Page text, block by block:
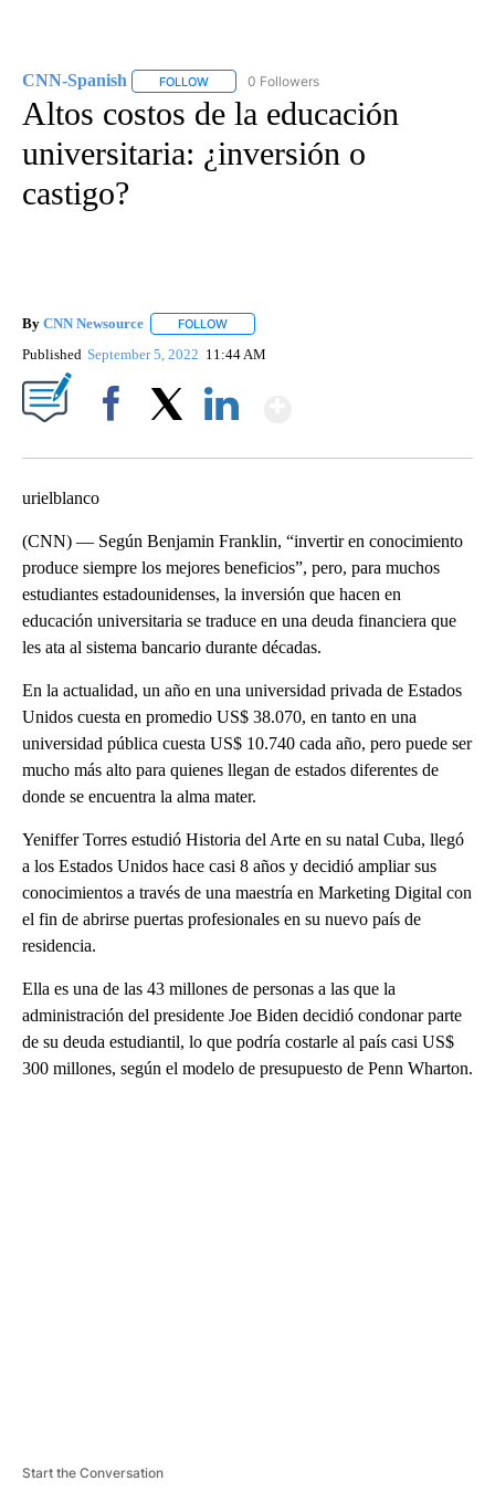
CNN-Spanish FOLLOW FOLLOW "CNN-SPANISH" TO RECEIVE
0 Followers
Altos costos de la educación
universitaria: ¿inversión o
castigo?
By CNN Newsource FOLLOW
Published September 5, 2022 11:44 AM
urielblanco
(CNN) — Según Benjamin Franklin, “invertir en conocimiento
produce siempre los mejores beneficios”, pero, para muchos
estudiantes estadounidenses, la inversión que hacen en
educación universitaria se traduce en una deuda financiera que
les ata al sistema bancario durante décadas.
En la actualidad, un año en una universidad privada de Estados
Unidos cuesta en promedio US$ 38.070, en tanto en una
universidad pública cuesta US$ 10.740 cada año, pero puede ser
mucho más alto para quienes llegan de estados diferentes de
donde se encuentra la alma mater.
Yeniffer Torres estudió Historia del Arte en su natal Cuba, llegó
a los Estados Unidos hace casi 8 años y decidió ampliar sus
conocimientos a través de una maestría en Marketing Digital con
el fin de abrirse puertas profesionales en su nuevo país de
residencia.
Ella es una de las 43 millones de personas a las que la
administración del presidente Joe Biden decidió condonar parte
de su deuda estudiantil, lo que podría costarle al país casi US$
300 millones, según el modelo de presupuesto de Penn Wharton.
Start the Conversation